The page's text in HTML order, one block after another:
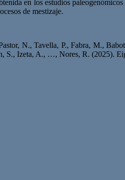
en los estudios
de mestizaje.
N., Tavella, P., Fabra, M.,
S., Izeta, A., …, Nores, R. (2025).